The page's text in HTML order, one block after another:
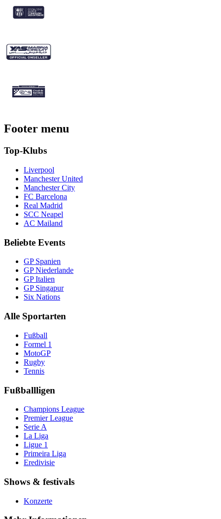
Footer menu
Top-Klubs
Liverpool
Manchester United
Manchester City
FC Barcelona
Real Madrid
SCC Neapel
AC Mailand
Beliebte Events
GP Spanien
GP Niederlande
GP Italien
GP Singapur
Six Nations
Alle Sportarten
Fußball
Formel 1
MotoGP
Rugby
Tennis
Fußballligen
Champions League
Premier League
Serie A
La Liga
Ligue 1
Primeira Liga
Eredivisie
Shows & festivals
Konzerte